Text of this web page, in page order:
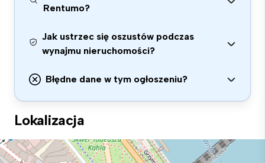
Rentumo?
Jak ustrzec się oszustów podczas
wynajmu nieruchomości?
Błędne dane w tym ogłoszeniu?
Lokalizacja